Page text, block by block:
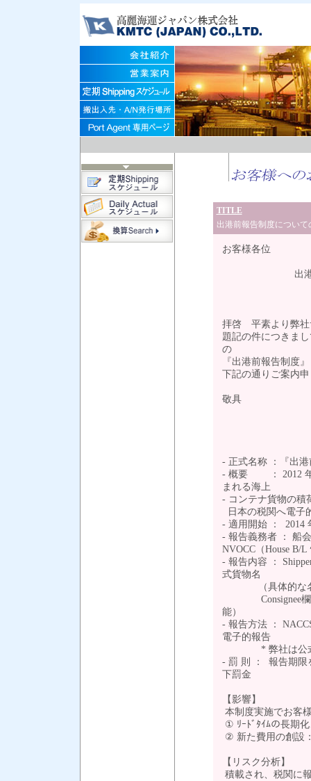
TITLE
出港前報告制度につい
お客様各位
出港前報告
拝啓 平素より弊社
題記の件につきま
の
『出港前報告制度
下記の通りご案内
敬具
- 正式名称 ：『出
- 概要 ： 2012 年
まれる海上
- コンテナ貨物の
日本の税関へ電子
- 適用開始 ： 2014
- 報告義務者 ： 船
NVOCC（House B/
- 報告内容 ：
式貨物名
（具体的な名称
Consignee欄
能）
- 報告方法 ：
電子的報告
* 弊社は公式プ
- 罰 則 ： 報告期限
下罰金
【影響】
本制度実施でお客
① ﾘｰﾄﾞﾀｲﾑの長期
② 新た費用の創設
【リスク分析】
積載され、税関に